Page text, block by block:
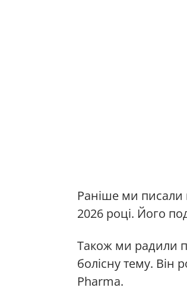
Раніше ми писали
2026 році. Його
Також ми радили
болісну тему. Він
Pharma.